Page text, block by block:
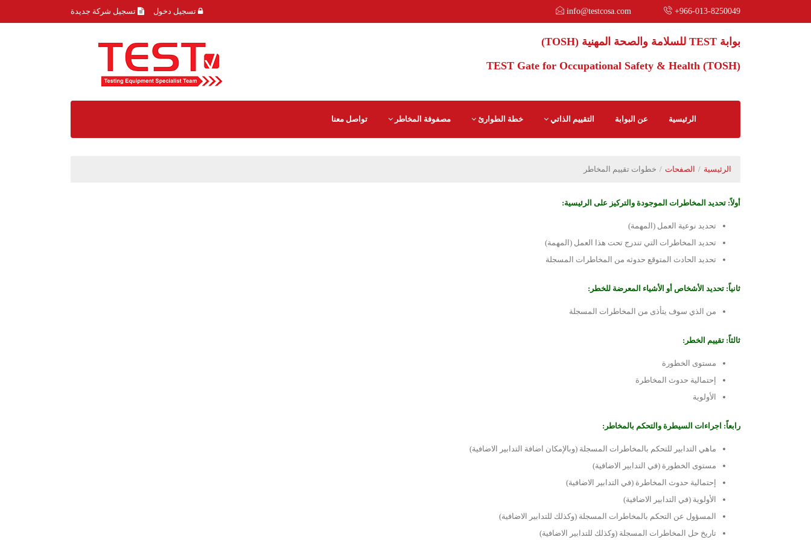
info@testcosa.com +966-013-8250049 تسجيل دخول تسجيل شركة جديدة
بوابة TEST للسلامة والصحة المهنية (TOSH)
TEST Gate for Occupational Safety & Health (TOSH)
الرئيسية عن البوابة التقييم الذاتي خطة الطوارئ مصفوفة المخاطر تواصل معنا
الرئيسية الصفحات خطوات تقييم المخاطر
أولاً: تحديد المخاطرات الموجودة والتركيز على الرئيسية:
تحديد نوعية العمل (المهمة)
تحديد المخاطرات التي تندرج تحت هذا العمل (المهمة)
تحديد الحادث المتوقع حدوثه من المخاطرات المسجلة
ثانياً: تحديد الأشخاص أو الأشياء المعرضة للخطر:
من الذي سوف يتأذى من المخاطرات المسجلة
ثالثاً: تقييم الخطر:
مستوى الخطورة
إحتمالية حدوث المخاطرة
الأولوية
رابعاً: اجراءات السيطرة والتحكم بالمخاطر:
ماهي التدابير للتحكم بالمخاطرات المسجلة (وبالإمكان اضافة التدابير الاضافية)
مستوى الخطورة (في التدابير الاضافية)
إحتمالية حدوث المخاطرة (في التدابير الاضافية)
الأولوية (في التدابير الاضافية)
المسؤول عن التحكم بالمخاطرات المسجلة (وكذلك للتدابير الاضافية)
تاريخ حل المخاطرات المسجلة (وكذلك للتدابير الاضافية)